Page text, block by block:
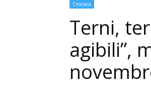
Cronaca
Terni,
agibili”,